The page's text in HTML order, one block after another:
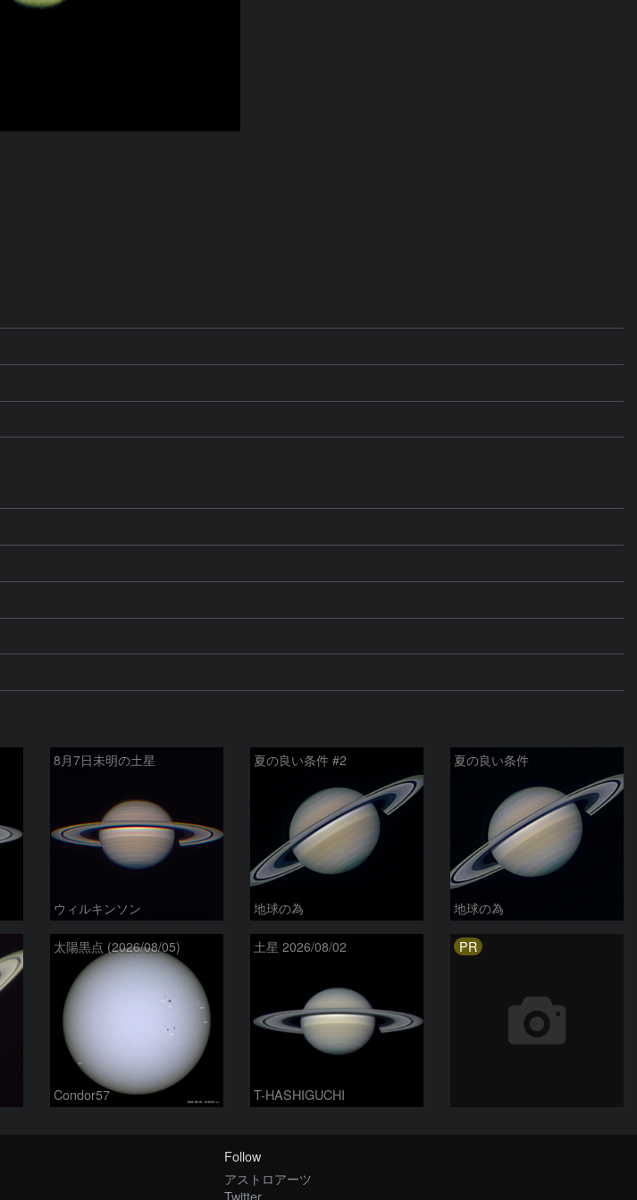
8月7日未明の土星
ウィルキンソン
夏の良い条件 #2
地球の為
夏の良い条件
地球の為
太陽黒点 (2026/08/05)
Condor57
土星 2026/08/02
T-HASHIGUCHI
PR
Follow
アストロアーツ
Twitter